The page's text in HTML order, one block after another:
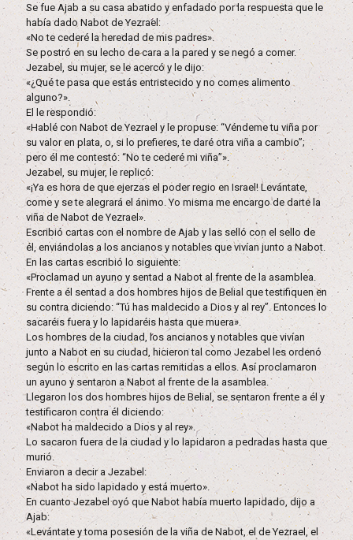
Se fue Ajab a su casa abatido y enfadado por la respuesta que le
había dado Nabot de Yezrael:
«No te cederé la heredad de mis padres».
Se postró en su lecho de cara a la pared y se negó a comer.
Jezabel, su mujer, se le acercó y le dijo:
«¿Qué te pasa que estás entristecido y no comes alimento
alguno?».
El le respondió:
«Hablé con Nabot de Yezrael y le propuse: “Véndeme tu viña por
su valor en plata, o, si lo prefieres, te daré otra viña a cambio”;
pero él me contestó: “No te cederé mi viña”».
Jezabel, su mujer, le replicó:
«¡Ya es hora de que ejerzas el poder regio en Israel! Levántate,
come y se te alegrará el ánimo. Yo misma me encargo de darte la
viña de Nabot de Yezrael».
Escribió cartas con el nombre de Ajab y las selló con el sello de
él, enviándolas a los ancianos y notables que vivían junto a Nabot.
En las cartas escribió lo siguiente:
«Proclamad un ayuno y sentad a Nabot al frente de la asamblea.
Frente a él sentad a dos hombres hijos de Belial que testifiquen en
su contra diciendo: “Tú has maldecido a Dios y al rey”. Entonces lo
sacaréis fuera y lo lapidaréis hasta que muera».
Los hombres de la ciudad, los ancianos y notables que vivían
junto a Nabot en su ciudad, hicieron tal como Jezabel les ordenó
según lo escrito en las cartas remitidas a ellos. Así proclamaron
un ayuno y sentaron a Nabot al frente de la asamblea.
Llegaron los dos hombres hijos de Belial, se sentaron frente a él y
testificaron contra él diciendo:
«Nabot ha maldecido a Dios y al rey».
Lo sacaron fuera de la ciudad y lo lapidaron a pedradas hasta que
murió.
Enviaron a decir a Jezabel:
«Nabot ha sido lapidado y está muerto».
En cuanto Jezabel oyó que Nabot había muerto lapidado, dijo a
Ajab:
«Levántate y toma posesión de la viña de Nabot, el de Yezrael, el